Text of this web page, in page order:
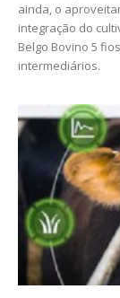
ainda, o
integração do
Belgo Bovino 5
intermediários.